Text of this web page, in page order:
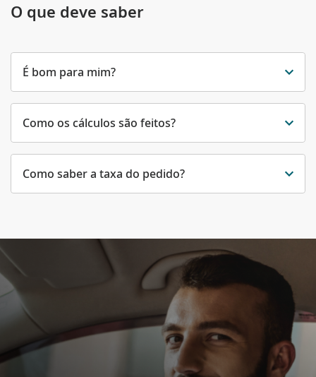
O que deve saber
É bom para mim?
Como os cálculos são feitos?
Como saber a taxa do pedido?